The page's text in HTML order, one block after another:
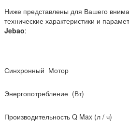
Ниже представлены для Вашего
технические характеристики и
Jebao:
Синхронный Мотор
Энергопотребление (Вт)
Производительность Q Max (л / ч)